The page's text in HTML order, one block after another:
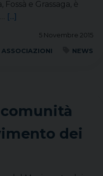
e Grassaga, è
[...]
5 Novembre 2015
NEWS
dei